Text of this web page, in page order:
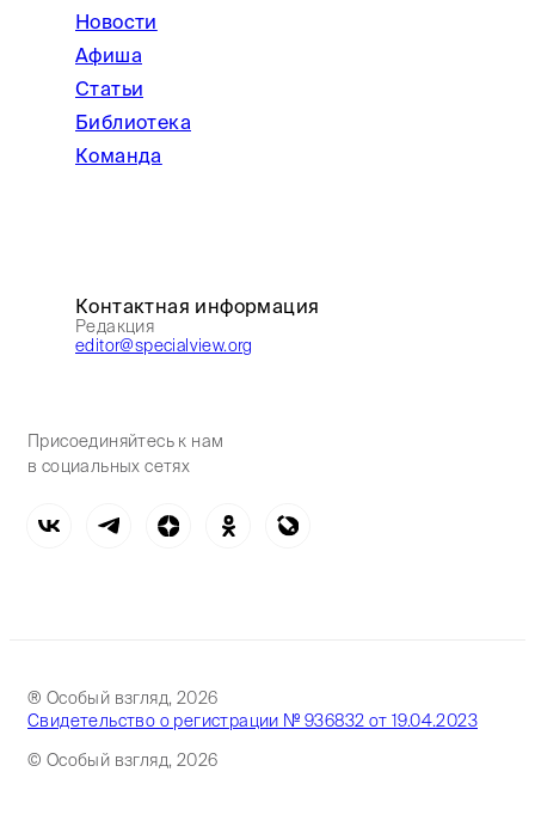
Новости
Афиша
Статьи
Библиотека
Команда
Контактная информация
Редакция
editor@specialview.org
Присоединяйтесь к нам
в социальных сетях
® Особый взгляд, 2026
Свидетельство о регистрации № 936832 от 19.04.2023
© Особый взгляд, 2026